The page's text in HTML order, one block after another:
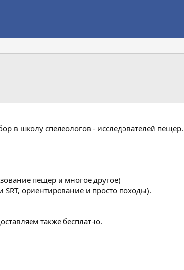
в школу спелеологов - исследователей пещер.
пещер и многое другое)
ориентирование и просто походы).
также бесплатно.